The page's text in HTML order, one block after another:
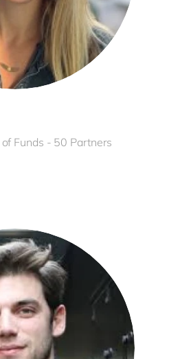
Funds - 50 Partners